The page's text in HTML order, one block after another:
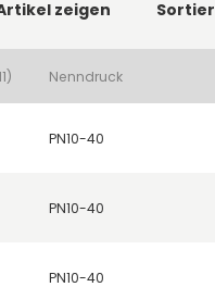
zeigen
Nenndruck
PN10-40
PN10-40
PN10-40